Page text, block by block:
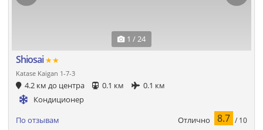
1 / 24
Shiosai★★
Katase Kaigan 1-7-3
4.2 км до центра 0.1 км
0.1 км
Кондиционер
По отзывам Отлично 8.7 / 10